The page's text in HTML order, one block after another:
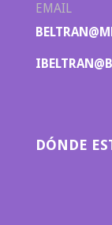
EMAIL
DÓNDE